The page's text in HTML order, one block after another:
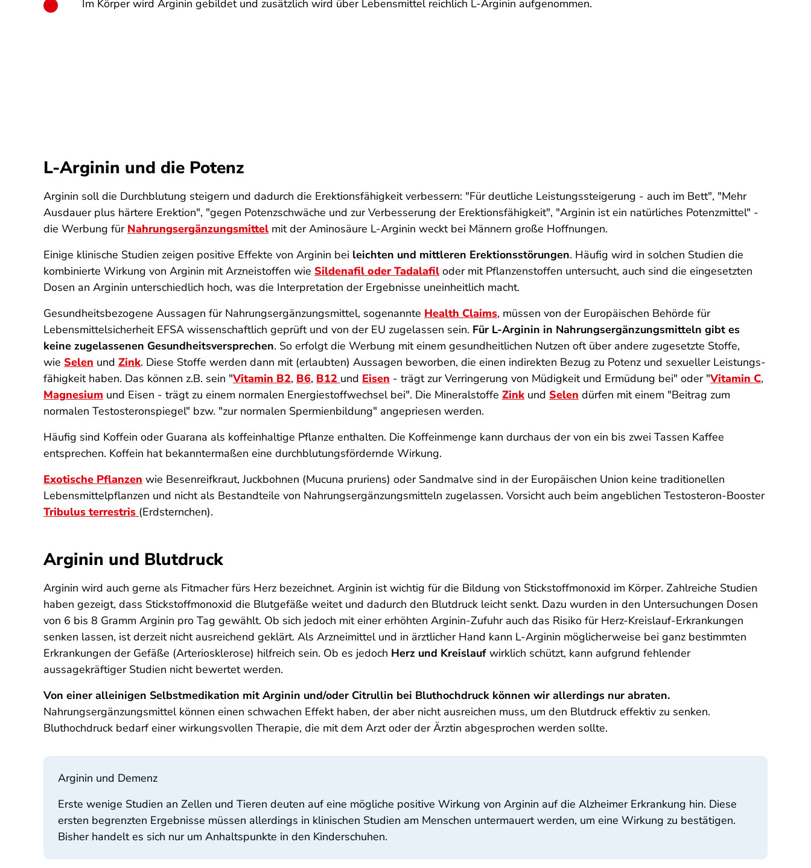
Im Körper wird Arginin gebildet und zusätzlich wird über Lebensmittel reichlich L-Arginin aufgenommen.
L-Arginin und die Potenz
Arginin soll die Durchblutung steigern und dadurch die Erektions­fähigkeit verbessern: "Für deutliche Leistungssteigerung - auch im Bett", "Mehr
Ausdauer plus härtere Erektion", "gegen Potenz­schwäche und zur Verbesserung der Erektions­fähigkeit", "Arginin ist ein natürliches Potenzmittel" -
die Werbung für Nahrungsergänzungsmittel mit der Aminosäure L-Arginin weckt bei Männern große Hoffnungen.
Einige klinische Studien zeigen positive Effekte von Arginin bei leichten und mittleren Erektionsstörungen. Häufig wird in solchen Studien die
kombinierte Wirkung von Arginin mit Arzneistoffen wie Sildenafil oder Tadalafil oder mit Pflanzenstoffen untersucht, auch sind die eingesetzten
Dosen an Arginin unterschiedlich hoch, was die Interpretation der Ergebnisse uneinheitlich macht.
Gesundheitsbezogene Aussagen für Nahrungsergänzungsmittel, sogenannte Health Claims, müssen von der Europäischen Behörde für
Lebensmittelsicherheit EFSA wissenschaftlich geprüft und von der EU zugelassen sein. Für L-Arginin in Nahrungs­ergänzungs­mitteln gibt es
keine zugelassenen Gesundheits­versprechen. So erfolgt die Werbung mit einem gesundheitlichen Nutzen oft über andere zugesetzte Stoffe,
wie Selen und Zink. Diese Stoffe werden dann mit (erlaubten) Aussagen beworben, die einen indirekten Bezug zu Potenz und sexueller Leistungs­
fähigkeit haben. Das können z.B. sein "Vitamin B2, B6, B12 und Eisen - trägt zur Verringerung von Müdigkeit und Ermüdung bei" oder "Vitamin C,
Magnesium und Eisen - trägt zu einem normalen Energiestoff­wechsel bei". Die Mineralstoffe Zinkund Selen dürfen mit einem "Beitrag zum
normalen Testosteron­spiegel" bzw. "zur normalen Spermien­bildung" angepriesen werden.
Häufig sind Koffein oder Guarana als koffeinhaltige Pflanze enthalten. Die Koffeinmenge kann durchaus der von ein bis zwei Tassen Kaffee
entsprechen. Koffein hat bekanntermaßen eine durchblutungs­fördernde Wirkung.
Exotische Pflanzen wie Besenreifkraut, Juckbohnen (Mucuna pruriens) oder Sandmalve sind in der Europäischen Union keine traditionellen
Lebensmittel­pflanzen und nicht als Bestandteile von Nahrungs­ergänzungs­mitteln zugelassen. Vorsicht auch beim angeblichen Testosteron-Booster
Tribulus terrestris (Erdsternchen).
Arginin und Blutdruck
Arginin wird auch gerne als Fitmacher fürs Herz bezeichnet. Arginin ist wichtig für die Bildung von Stickstoffmonoxid im Körper. Zahlreiche Studien
haben gezeigt, dass Stickstoffmonoxid die Blutgefäße weitet und dadurch den Blutdruck leicht senkt. Dazu wurden in den Untersuchungen Dosen
von 6 bis 8 Gramm Arginin pro Tag gewählt. Ob sich jedoch mit einer erhöhten Arginin-Zufuhr auch das Risiko für Herz-Kreislauf-Erkrankungen
senken lassen, ist derzeit nicht ausreichend geklärt. Als Arzneimittel und in ärztlicher Hand kann L-Arginin möglicherweise bei ganz bestimmten
Erkrankungen der Gefäße (Arterio­sklerose) hilfreich sein. Ob es jedoch Herz und Kreislauf wirklich schützt, kann aufgrund fehlender
aussagekräftiger Studien nicht bewertet werden.
Von einer alleinigen Selbstmedikation mit Arginin und/oder Citrullin bei Bluthochdruck können wir allerdings nur abraten.
Nahrungsergänzungsmittel können einen schwachen Effekt haben, der aber nicht ausreichen muss, um den Blutdruck effektiv zu senken.
Bluthochdruck bedarf einer wirkungsvollen Therapie, die mit dem Arzt oder der Ärztin abgesprochen werden sollte.
Arginin und Demenz
Erste wenige Studien an Zellen und Tieren deuten auf eine mögliche positive Wirkung von Arginin auf die Alzheimer Erkrankung hin. Diese
ersten begrenzten Ergebnisse müssen allerdings in klinischen Studien am Menschen untermauert werden, um eine Wirkung zu bestätigen.
Bisher handelt es sich nur um Anhaltspunkte in den Kinderschuhen.